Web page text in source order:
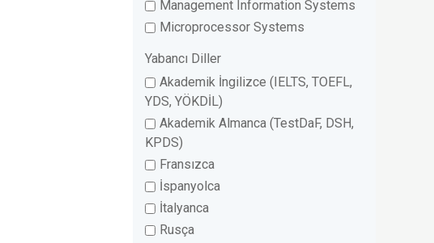
Management Information Systems
Microprocessor Systems
Yabancı Diller
Akademik İngilizce (IELTS, TOEFL,
YDS, YÖKDİL)
Akademik Almanca (TestDaF, DSH,
KPDS)
Fransızca
İspanyolca
İtalyanca
Rusça